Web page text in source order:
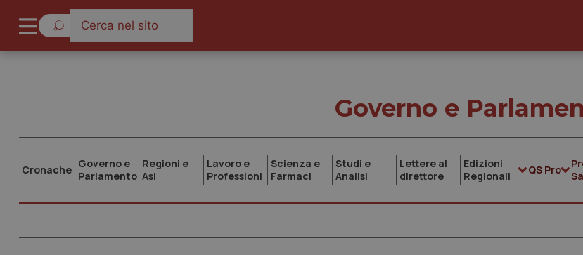
Governo e
Cronache Governo e
Parlamento
Regioni e
Asl
Lavoro e
Professioni
Scienza e
Farmaci
Studi e
Analisi
Lettere al
direttore
Edizioni
Regionali
QS Pro